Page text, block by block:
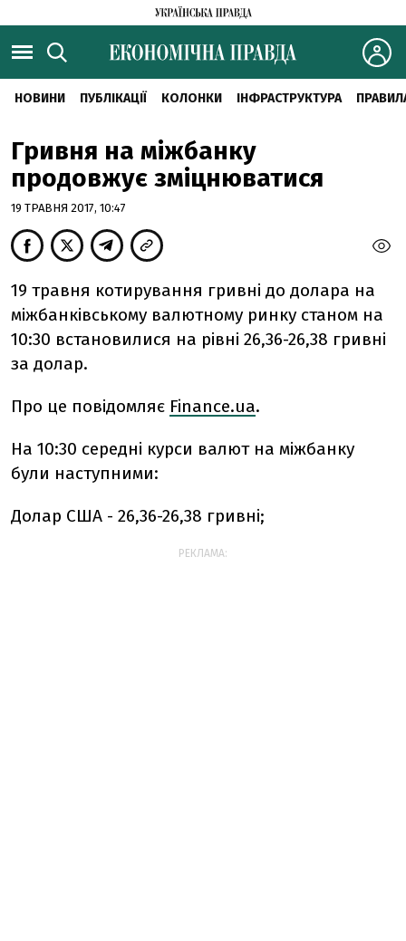
НОВИНИ ПУБЛІКАЦІЇ КОЛОНКИ ІНФРАСТРУКТУРА
Гривня на міжбанку
продовжує зміцнюватися
19 ТРАВНЯ 2017, 10:47
19 травня котирування гривні до долара на
міжбанківському валютному ринку станом на
10:30 встановилися на рівні 26,36-26,38 гривні
за долар.
Про це повідомляє Finance.ua.
На 10:30 середні курси валют на міжбанку
були наступними:
Долар США - 26,36-26,38 гривні;
РЕКЛАМА: